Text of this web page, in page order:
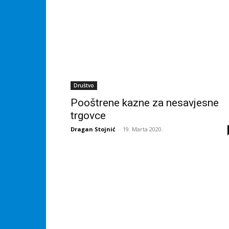
Društvo
Pooštrene kazne za nesavjesne
trgovce
Dragan Stojnić - 19. Marta 2020.